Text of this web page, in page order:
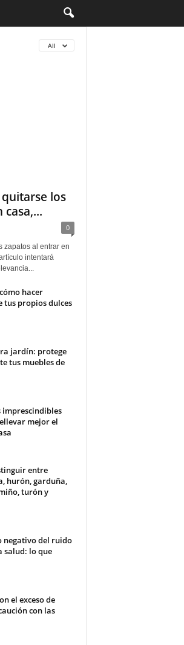
All
los
0
zapatos al entrar en
intentará
hacer
tus propios dulces
jardín: protege
tus muebles de
imprescindibles
mejor el
entre
hurón, garduña,
turón y
negativo del ruido
salud: lo que
el exceso de
con las